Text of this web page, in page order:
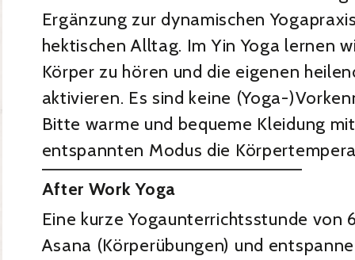
Ergänzung zur dynamischen
hektischen Alltag. Im Yin Yoga lernen
Körper zu hören und die eigenen
aktivieren. Es sind keine (Yoga-
Bitte warme und bequeme Kleidung
entspannten Modus die
After Work Yoga
Eine kurze Yogaunterrichtsstunde von
Asana (Körperübungen) und